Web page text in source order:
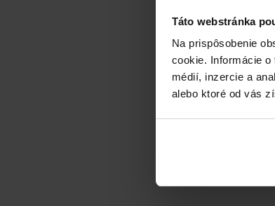
Táto webstránka
Na prispôsobenie
cookie. Informácie
médií, inzercie a
alebo ktoré od vás